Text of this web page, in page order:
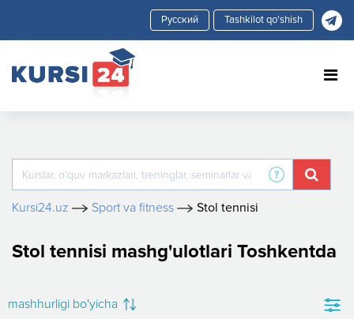
Tashkilot qo'shish
Kursi24.uz Sport va fitness Stol tennisi
Stol tennisi mashg'ulotlari Toshkentda
mashhurligi bo'yicha